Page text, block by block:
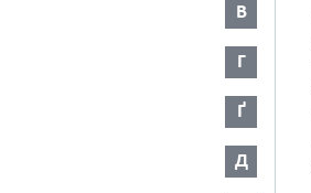
В
Г
Ґ
Д